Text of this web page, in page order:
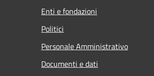
Enti e fondazioni
Politici
Personale Amministrativo
Documenti e dati